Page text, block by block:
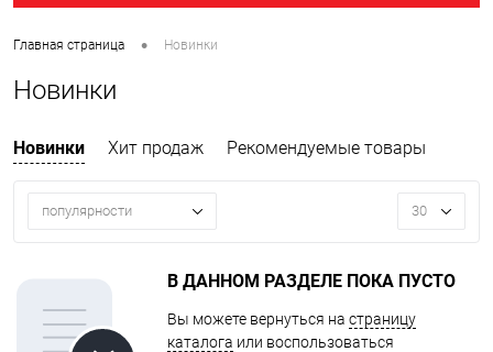
Главная страница • Новинки
Новинки
Новинки Хит продаж Рекомендуемые товары
популярности 30
В ДАННОМ РАЗДЕЛЕ ПОКА ПУСТО
Вы можете вернуться на страницу
каталога или воспользоваться